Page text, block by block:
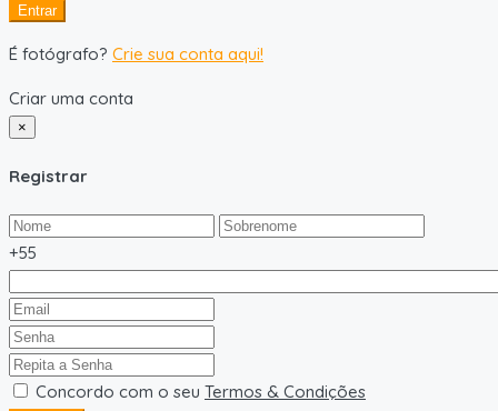
Entrar
É fotógrafo? Crie sua conta aqui!
Criar uma conta
×
Registrar
+55
Concordo com o seu Termos & Condições